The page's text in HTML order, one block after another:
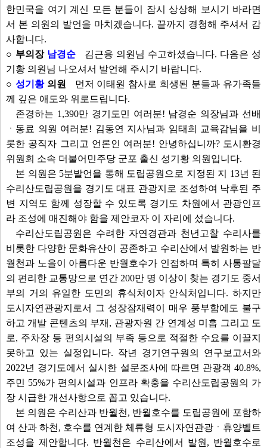
한민국을 여기 계신 모든 분들이 잠시 상상해 보시기 바라면
서 본 의원의 발언을 마치겠습니다. 끝까지 경청해 주셔서 감
사합니다.
○ 부의장 남경순
김근용 의원님 수고하셨습니다. 다음은 성
기황 의원님 나오셔서 발언해 주시기 바랍니다.
○ 성기황의원
먼저 이태원 참사로 희생된 분들과 유가족들
께 깊은 애도와 위로드립니다.
존경하는 1,390만 경기도민 여러분! 남경순 의장님과 선배
ㆍ동료 의원 여러분! 김동연 지사님과 임태희 교육감님을 비
롯한 공직자 그리고 언론인 여러분! 안녕하십니까? 도시환경
위원회 소속 더불어민주당 군포 출신 성기황 의원입니다.
본 의원은 5분발언을 통해 도립공원으로 지정된 지 13년 된
수리산도립공원을 경기도 대표 관광지로 조성하여 낙후된 주
변 지역도 함께 성장할 수 있도록 경기도 차원에서 관광인프
라 조성에 매진해야 함을 제안코자 이 자리에 섰습니다.
수리산도립공원은 수려한 자연경관과 천년고찰 수리사를
비롯한 다양한 문화유산이 공존하고 수리산에서 발원하는 반
월천과 노을이 아름다운 반월호수가 인접하며 특히 사통팔달
의 편리한 교통망으로 연간 200만 명 이상이 찾는 경기도 중서
부의 거의 유일한 도민의 휴식처이자 안식처입니다. 하지만
도시자연관광지로서 그 성장잠재력이 매우 풍부함에도 불구
하고 개발 콘텐츠의 부재, 관광자원 간 연계성 미흡 그리고 도
로, 주차장 등 편의시설의 부족 등으로 적절한 수요를 이끌지
못하고 있는 실정입니다. 작년 경기연구원의 연구보고서와
2022년 경기도에서 실시한 설문조사에 따르면 관광객 40.8%,
주민 55%가 편의시설과 인프라 확충을 수리산도립공원의 가
장 시급한 개선사항으로 꼽고 있습니다.
본 의원은 수리산과 반월천, 반월호수를 도립공원에 포함하
여 산과 하천, 호수를 연계한 체류형 도시자연관광ㆍ휴양벨트
조성을 제안합니다. 반월천은 수리산에서 발원, 반월호수로